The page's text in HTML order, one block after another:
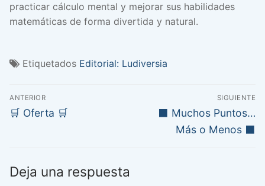
practicar cálculo mental y mejorar sus habilidades
matemáticas de forma divertida y natural.
Etiquetados Editorial: Ludiversia
Navegación
de
ANTERIOR
Entrada
🛒 Oferta 🛒
SIGUIENTE
Entrada
siguiente:
⬛ Muchos Puntos…
Más o Menos ⬛
Deja una respuesta